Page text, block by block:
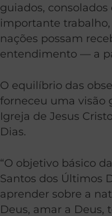
guiados,
importante
nações possam
entendimento — a
O equilíbrio das
forneceu uma visão
Igreja de Jesus
Dias.
“O objetivo básico
Santos dos Últimos
aprender sobre a
Deus, amar a Deus,